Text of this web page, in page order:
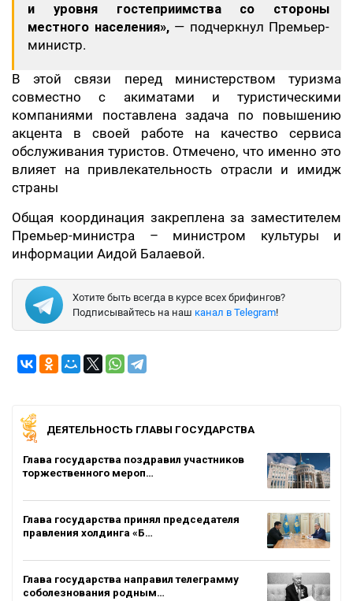
и уровня гостеприимства со стороны
местного населения», — подчеркнул Премьер-
министр.
В этой связи перед министерством туризма
совместно с акиматами и туристическими
компаниями поставлена задача по повышению
акцента в своей работе на качество сервиса
обслуживания туристов. Отмечено, что именно это
влияет на привлекательность отрасли и имидж
страны
Общая координация закреплена за заместителем
Премьер-министра – министром культуры и
информации Аидой Балаевой.
Хотите быть всегда в курсе всех брифингов?
Подписывайтесь на наш канал в Telegram!
ДЕЯТЕЛЬНОСТЬ ГЛАВЫ ГОСУДАРСТВА
Глава государства поздравил участников
торжественного мероп…
Глава государства принял председателя
правления холдинга «Б…
Глава государства направил телеграмму
соболезнования родным…